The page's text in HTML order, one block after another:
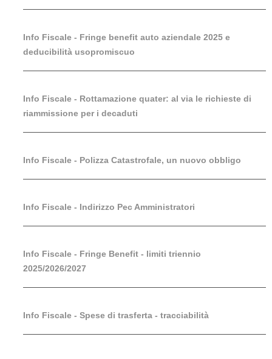
Info Fiscale - Fringe benefit auto aziendale 2025 e
deducibilità usopromiscuo
Info Fiscale - Rottamazione quater: al via le richieste di
riammissione per i decaduti
Info Fiscale - Polizza Catastrofale, un nuovo obbligo
Info Fiscale - Indirizzo Pec Amministratori
Info Fiscale - Fringe Benefit - limiti triennio
2025/2026/2027
Info Fiscale - Spese di trasferta - tracciabilità